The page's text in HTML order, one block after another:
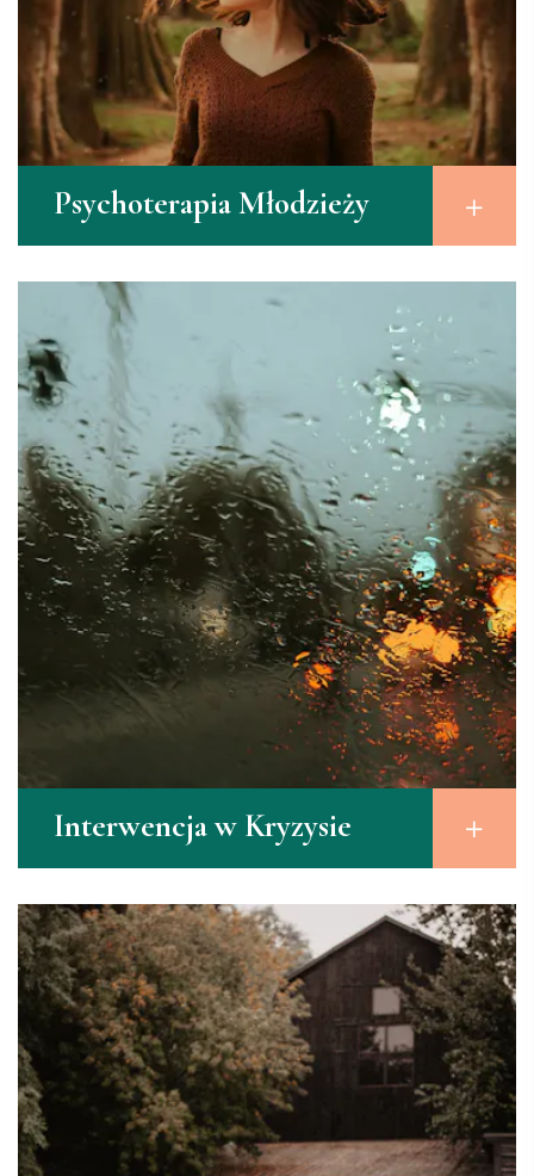
Psychoterapia Młodzieży
Interwencja w Kryzysie